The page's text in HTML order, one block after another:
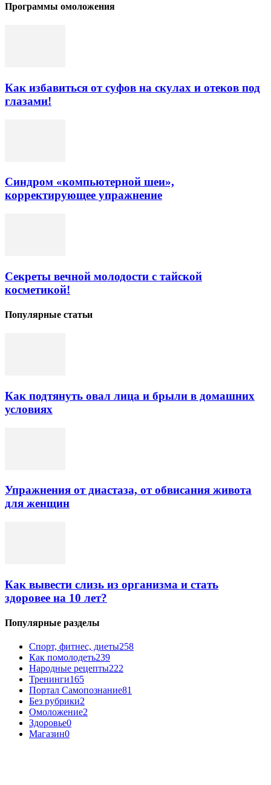
Программы омоложения
Как избавиться от суфов на скулах и отеков под
глазами!
Синдром «компьютерной шеи»,
корректирующее упражнение
Секреты вечной молодости с тайской
косметикой!
Популярные статьи
Как подтянуть овал лица и брыли в домашних
условиях
Упражнения от диастаза, от обвисания живота
для женщин
Как вывести слизь из организма и стать
здоровее на 10 лет?
Популярные разделы
Спорт, фитнес, диеты258
Как помолодеть239
Народные рецепты222
Тренинги165
Портал Самопознание81
Без рубрики2
Омоложение2
Здоровье0
Магазин0